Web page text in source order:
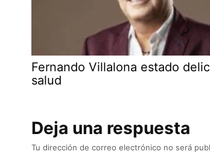
Fernando Villalona estado
salud
Deja una respuesta
Tu dirección de correo electrónico no será